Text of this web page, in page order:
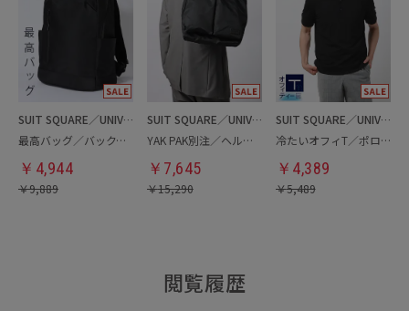
SUIT SQUARE／UNIVERSAL LANGUAGE
最高バッグ／バックパック
￥ 4,944
￥9,889
SUIT SQUARE／UNIVERSAL LANGUAGE
YAK PAK別注／ヘルメットバッグ
￥ 7,645
￥15,290
SUIT SQUARE／UNIVERSAL LANGUAGE
冷たいオフィT／ポロシャツ
￥ 4,389
￥5,489
閲覧履歴